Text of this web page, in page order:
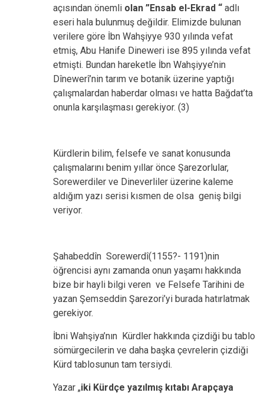
açısından önemli olan ”Ensab el-Ekrad “ adlı
eseri hala bulunmuş değildir. Elimizde bulunan
verilere göre İbn Wahşiyye 930 yılında vefat
etmiş, Abu Hanife Dineweri ise 895 yılında vefat
etmişti. Bundan hareketle İbn Wahşiyye’nin
Dînewerî’nin tarım ve botanik üzerine yaptığı
çalışmalardan haberdar olması ve hatta Bağdat’ta
onunla karşılaşması gerekiyor. (3)
Kürdlerin bilim, felsefe ve sanat konusunda
çalışmalarını benim yıllar önce Şarezorlular,
Sorewerdiler ve Dineverliler üzerine kaleme
aldığım yazı serisi kısmen de olsa geniş bilgi
veriyor.
Şahabeddîn Sorewerdî(1155?- 1191)nin
öğrencisi aynı zamanda onun yaşamı hakkında
bize bir hayli bilgi veren ve Felsefe Tarihini de
yazan Şemseddin Şarezori’yi burada hatırlatmak
gerekiyor.
İbni Wahşiya’nın Kürdler hakkında çizdiği bu tablo
sömürgecilerin ve daha başka çevrelerin çizdiği
Kürd tablosunun tam tersiydi.
Yazar „iki Kürdçe yazılmış kıtabı Arapçaya